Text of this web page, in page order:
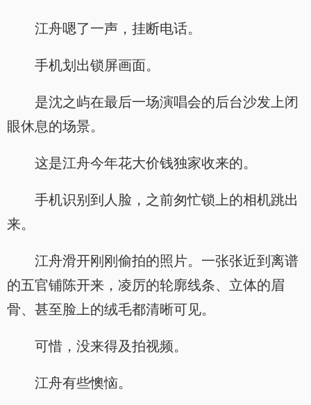
江舟嗯了一声，挂断电话。
手机划出锁屏画面。
是沈之屿在最后一场演唱会的后台沙发上闭
眼休息的场景。
这是江舟今年花大价钱独家收来的。
手机识别到人脸，之前匆忙锁上的相机跳出
来。
江舟滑开刚刚偷拍的照片。一张张近到离谱
的五官铺陈开来，凌厉的轮廓线条、立体的眉
骨、甚至脸上的绒毛都清晰可见。
可惜，没来得及拍视频。
江舟有些懊恼。